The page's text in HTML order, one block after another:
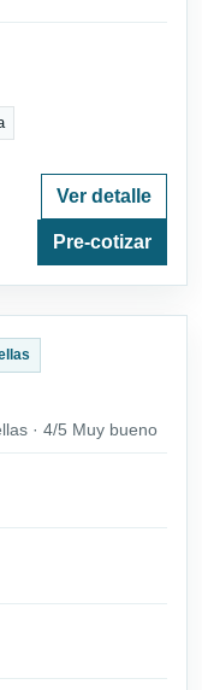
Ver detalle
Pre-cotizar
· 4/5 Muy bueno